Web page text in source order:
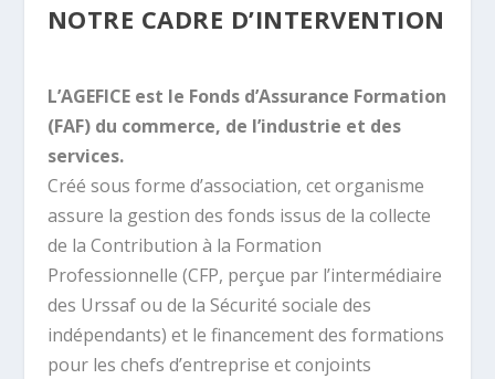
NOTRE CADRE D’INTERVENTION
L’AGEFICE est le Fonds d’Assurance Formation
(FAF) du commerce, de l’industrie et des
services.
Créé sous forme d’association, cet organisme
assure la gestion des fonds issus de la collecte
de la Contribution à la Formation
Professionnelle (CFP, perçue par l’intermédiaire
des Urssaf ou de la Sécurité sociale des
indépendants) et le financement des formations
pour les chefs d’entreprise et conjoints